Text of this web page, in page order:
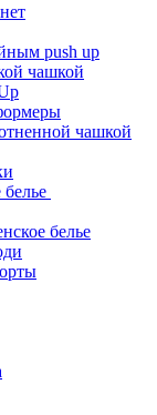
push up
чашкой
чашкой
белье